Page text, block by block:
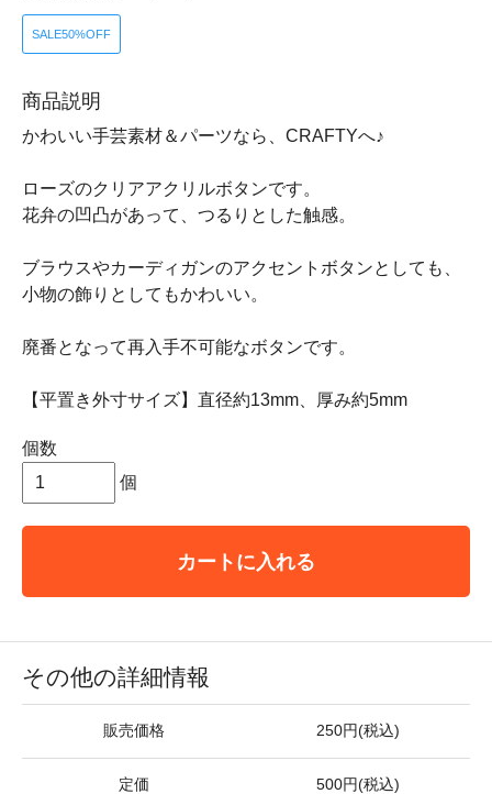
SALE50%OFF
商品説明
かわいい手芸素材＆パーツなら、CRAFTYへ♪
ローズのクリアアクリルボタンです。
花弁の凹凸があって、つるりとした触感。
ブラウスやカーディガンのアクセントボタンとしても、
小物の飾りとしてもかわいい。
廃番となって再入手不可能なボタンです。
【平置き外寸サイズ】直径約13mm、厚み約5mm
個数
個
カートに入れる
その他の詳細情報
販売価格 250円(税込)
定価 500円(税込)